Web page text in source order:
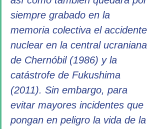
siempre grabado en la
memoria colectiva el accidente
nuclear en la central ucraniana
de Chernóbil (1986) y la
catástrofe de Fukushima
(2011). Sin embargo, para
evitar mayores incidentes que
pongan en peligro la vida de la